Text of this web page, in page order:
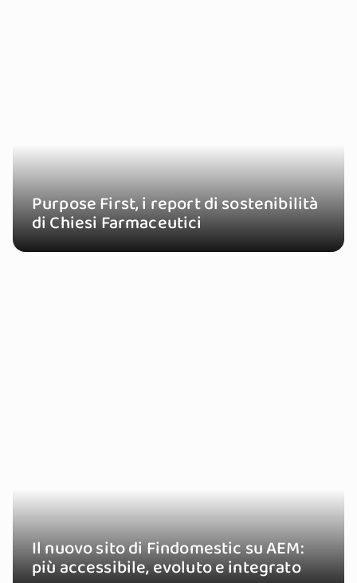
Purpose First, i report di sostenibilità
di Chiesi Farmaceutici
Il nuovo sito di Findomestic su AEM:
più accessibile, evoluto e integrato